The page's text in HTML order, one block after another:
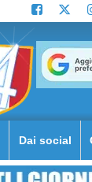
Dai social